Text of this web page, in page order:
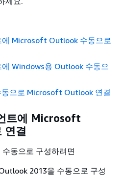
Microsoft Outlook 수동으로
Windows용 Outlook 수동으
동으로 Microsoft Outlook 연결
트에 Microsoft
연결
동으로 구성하려면
2013을 수동으로 구성